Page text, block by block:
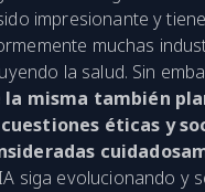
impresionante y
muchas
la salud. Sin
la misma también
éticas y
siga evolucionando y